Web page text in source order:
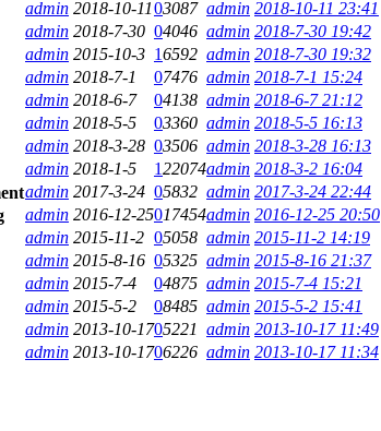
admin 2018-10-1103087 admin 2018-10-11 23:41
admin 2018-7-30 04046 admin 2018-7-30 19:42
admin 2015-10-3 16592 admin 2018-7-30 19:32
admin 2018-7-1 07476 admin 2018-7-1 15:24
admin 2018-6-7 04138 admin 2018-6-7 21:12
admin 2018-5-5 03360 admin 2018-5-5 16:13
admin 2018-3-28 03506 admin 2018-3-28 16:13
admin 2018-1-5 122074admin 2018-3-2 16:04
admin 2017-3-24 05832 admin 2017-3-24 22:44
admin 2016-12-25017454admin 2016-12-25 20:50
admin 2015-11-2 05058 admin 2015-11-2 14:19
admin 2015-8-16 05325 admin 2015-8-16 21:37
admin 2015-7-4 04875 admin 2015-7-4 15:21
admin 2015-5-2 08485 admin 2015-5-2 15:41
admin 2013-10-1705221 admin 2013-10-17 11:49
admin 2013-10-1706226 admin 2013-10-17 11:34